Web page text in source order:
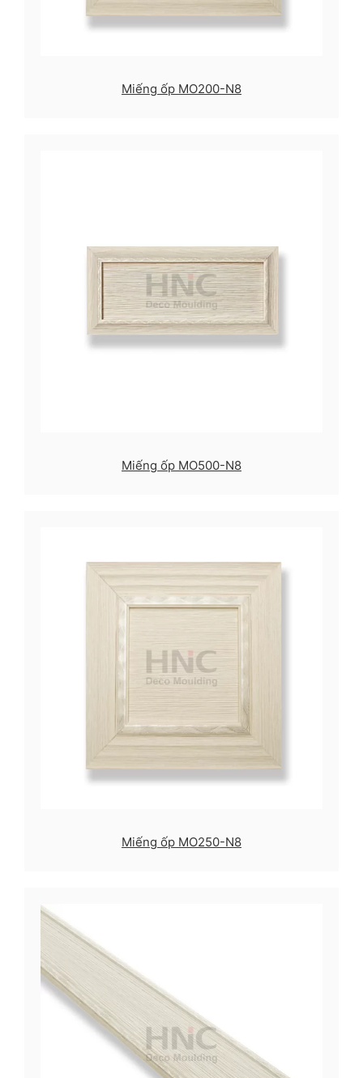
Miếng ốp MO200-N8
Miếng ốp MO500-N8
Miếng ốp MO250-N8